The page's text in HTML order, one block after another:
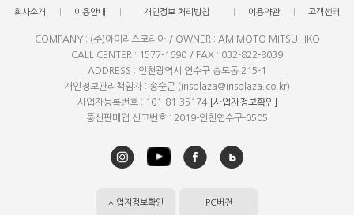
회사소개 이용안내 개인정보 처리방침 이용약관 고객센터
COMPANY : (주)아이리스코리아 / OWNER : AMIMOTO MITSUHIKO
CALL CENTER : 1577-1690 / FAX : 032-822-8039
ADDRESS : 인천광역시 연수구 송도동 215-1
개인정보관리책임자 : 송순곤 (irisplaza@irisplaza.co.kr)
사업자등록번호 : 101-81-35174 [사업자정보확인]
통신판매업 신고번호 : 2019-인천연수구-0505
사업자정보확인 PC버전